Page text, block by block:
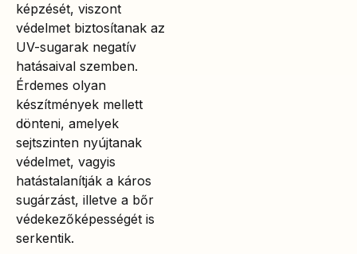
képzését, viszont
védelmet biztosítanak az
UV-sugarak negatív
hatásaival szemben.
Érdemes olyan
készítmények mellett
dönteni, amelyek
sejtszinten nyújtanak
védelmet, vagyis
hatástalanítják a káros
sugárzást, illetve a bőr
védekezőképességét is
serkentik.